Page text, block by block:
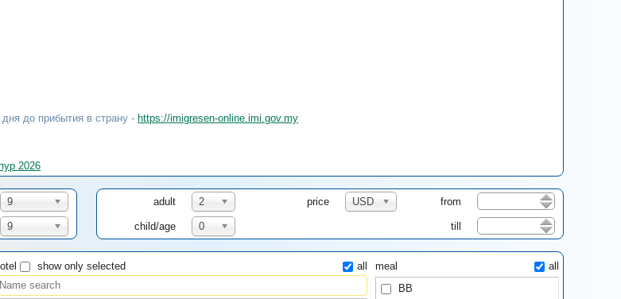
до прибытия в страну - https://imigresen-online.imi.gov.my
2026
9
9
adult 2 price USD from
child/age 0 till
show only selected all meal
all
BB